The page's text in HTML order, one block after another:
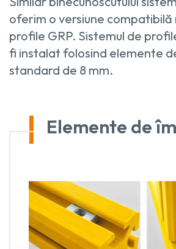
oferim o versiune compatibilă
profile GRP. Sistemul de
fi instalat folosind elemente
standard de 8 mm.
Elemente de